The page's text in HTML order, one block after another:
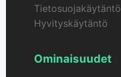
Tietosuojakäytäntö
Hyvityskäytäntö
Ominaisuudet